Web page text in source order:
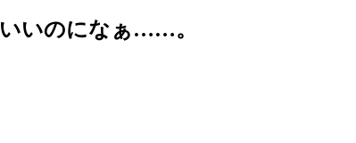
いのになぁ……。